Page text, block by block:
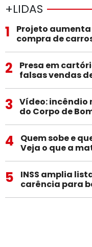
+LIDAS
1
Projeto aumenta
compra de
2
Presa em
falsas vendas
3
Vídeo:
do Corpo de
4
Quem sobe e
Veja o que a
5
INSS amplia
carência para